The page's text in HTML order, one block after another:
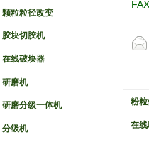
颗粒粒径改变
胶块切胶机
在线破块器
研磨机
研磨分级一体机
分级机
粉
在